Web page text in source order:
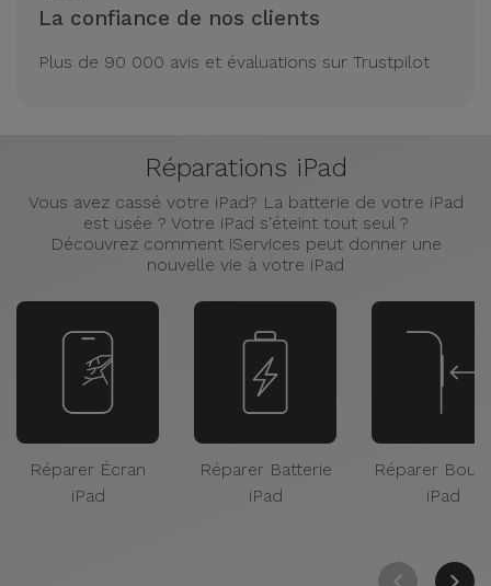
La confiance de nos clients
Plus de 90 000 avis et évaluations sur Trustpilot
Réparations iPad
Vous avez cassé votre iPad? La batterie de votre iPad
est usée ? Votre iPad s'éteint tout seul ?
Découvrez comment iServices peut donner une
nouvelle vie à votre iPad
Réparer Écran
iPad
Réparer Batterie
iPad
Réparer
iPad